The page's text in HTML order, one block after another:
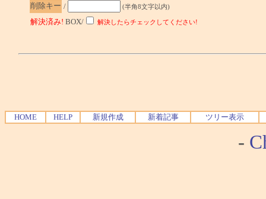
削除キー / (半角8文字以内)
解決済み! BOX/ 解決したらチェックしてください!
HOME HELP 新規作成 新着記事 ツリー表示
-